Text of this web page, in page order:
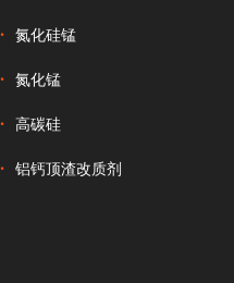
氮化硅锰
氮化锰
高碳硅
铝钙顶渣改质剂